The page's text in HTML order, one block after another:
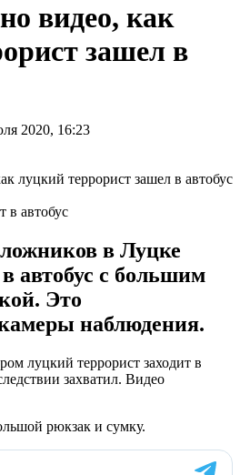
видео, как
зашел в
2020, 16:23
в автобус
в Луцке
автобус с большим
Это
наблюдения.
луцкий террорист заходит в
захватил. Видео
рюкзак и сумку.